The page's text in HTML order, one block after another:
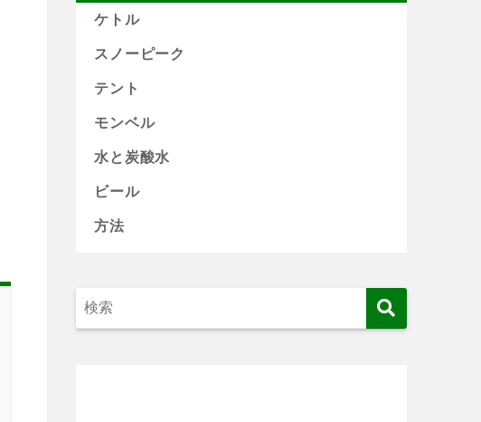
ケトル
スノーピーク
テント
モンベル
水と炭酸水
ビール
方法